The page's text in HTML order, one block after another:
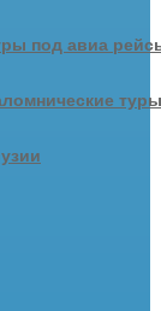
под авиа
туры